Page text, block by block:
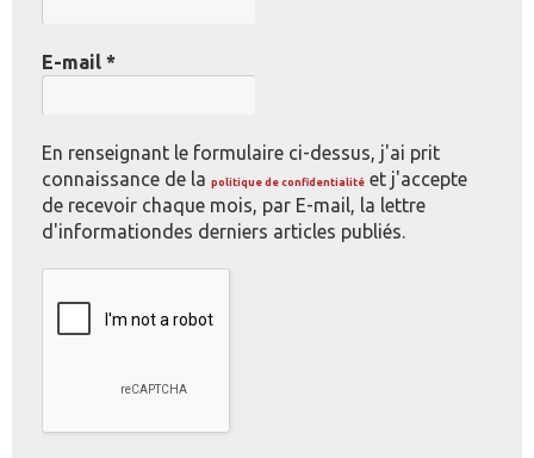
E-mail *
En renseignant le formulaire ci-dessus, j'ai prit
connaissance de la politique de confidentialité et j'accepte
de recevoir chaque mois, par E-mail, la lettre
d'informationdes derniers articles publiés.